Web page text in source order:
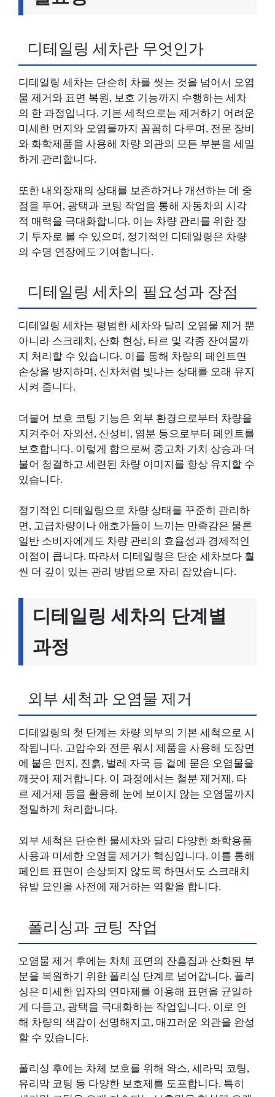
디테일링 세차란 무엇인가
디테일링 세차는 단순히 차를 씻는 것을 넘어서 오염
물 제거와 표면 복원, 보호 기능까지 수행하는 세차
의 한 과정입니다. 기본 세척으로는 제거하기 어려운
미세한 먼지와 오염물까지 꼼꼼히 다루며, 전문 장비
와 화학제품을 사용해 차량 외관의 모든 부분을 세밀
하게 관리합니다.
또한 내외장재의 상태를 보존하거나 개선하는 데 중
점을 두어, 광택과 코팅 작업을 통해 자동차의 시각
적 매력을 극대화합니다. 이는 차량 관리를 위한 장
기 투자로 볼 수 있으며, 정기적인 디테일링은 차량
의 수명 연장에도 기여합니다.
디테일링 세차의 필요성과 장점
디테일링 세차는 평범한 세차와 달리 오염물 제거 뿐
아니라 스크래치, 산화 현상, 타르 및 각종 잔여물까
지 처리할 수 있습니다. 이를 통해 차량의 페인트면
손상을 방지하며, 신차처럼 빛나는 상태를 오래 유지
시켜 줍니다.
더불어 보호 코팅 기능은 외부 환경으로부터 차량을
지켜주어 자외선, 산성비, 염분 등으로부터 페인트를
보호합니다. 이렇게 함으로써 중고차 가치 상승과 더
불어 청결하고 세련된 차량 이미지를 항상 유지할 수
있습니다.
정기적인 디테일링으로 차량 상태를 꾸준히 관리하
면, 고급차량이나 애호가들이 느끼는 만족감은 물론
일반 소비자에게도 차량 관리의 효율성과 경제적인
이점이 큽니다. 따라서 디테일링은 단순 세차보다 훨
씬 더 깊이 있는 관리 방법으로 자리 잡았습니다.
디테일링 세차의 단계별
과정
외부 세척과 오염물 제거
디테일링의 첫 단계는 차량 외부의 기본 세척으로 시
작됩니다. 고압수와 전문 워시 제품을 사용해 도장면
에 붙은 먼지, 진흙, 벌레 자국 등 겉에 묻은 오염물을
깨끗이 제거합니다. 이 과정에서는 철분 제거제, 타
르 제거제 등을 활용해 눈에 보이지 않는 오염물까지
정밀하게 처리합니다.
외부 세척은 단순한 물세차와 달리 다양한 화학용품
사용과 미세한 오염물 제거가 핵심입니다. 이를 통해
페인트 표면이 손상되지 않도록 하면서도 스크래치
유발 요인을 사전에 제거하는 역할을 합니다.
폴리싱과 코팅 작업
오염물 제거 후에는 차체 표면의 잔흠집과 산화된 부
분을 복원하기 위한 폴리싱 단계로 넘어갑니다. 폴리
싱은 미세한 입자의 연마제를 이용해 표면을 균일하
게 다듬고, 광택을 극대화하는 작업입니다. 이로 인
해 차량의 색감이 선명해지고, 매끄러운 외관을 완성
할 수 있습니다.
폴리싱 후에는 차체 보호를 위해 왁스, 세라믹 코팅,
유리막 코팅 등 다양한 보호제를 도포합니다. 특히